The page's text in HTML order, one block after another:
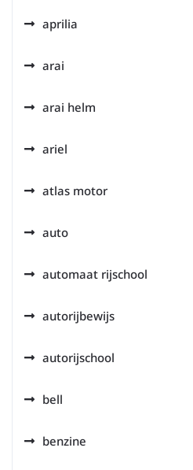
aprilia
arai
arai helm
ariel
atlas motor
auto
automaat rijschool
autorijbewijs
autorijschool
bell
benzine